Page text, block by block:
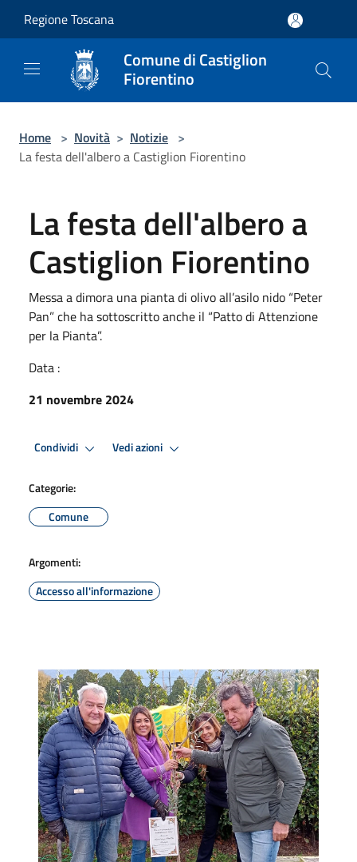
Regione Toscana
Comune di Castiglion
Fiorentino
Home > Novità > Notizie >
La festa dell'albero a Castiglion Fiorentino
La festa dell'albero a
Castiglion Fiorentino
Messa a dimora una pianta di olivo all’asilo nido “Peter
Pan” che ha sottoscritto anche il “Patto di Attenzione
per la Pianta”.
Data :
21 novembre 2024
Condividi Vedi azioni
Categorie:
Comune
Argomenti:
Accesso all'informazione